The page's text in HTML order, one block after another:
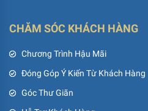
CHĂM SÓC KHÁCH HÀNG
Chương Trình Hậu Mãi
Đóng Góp Ý Kiến Từ Khách Hàng
Góc Thư Giãn